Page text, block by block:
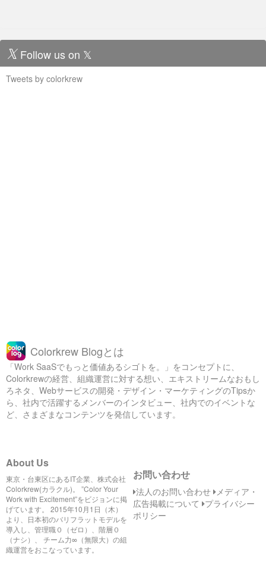
Follow us on 𝕏
Tweets by colorkrew
Colorkrew Blogとは
「Work SaaSでもっと価値あるシゴトを。」をコンセプトに、
Colorkrewの経営、組織運営に対する想い、エキストリームなおもし
ろネタ、Webサービスの開発・デザイン・マーケティングのTipsか
ら、社内で活躍するメンバーのインタビュー、社内でのイベントな
ど、さまざまなコンテンツを発信しています。
About Us
東京・台東区にあるIT企業、株式会社
Colorkrew(カラクル)。 ”Color Your
Work with Excitement”をビジョンに掲
げています。 2015年10月1日（木）
より、日本初のバリフラットモデルを
導入し、管理職０（ゼロ）、階層０
（ナシ）、 チーム力∞（無限大）の組
織運営をおこなっています。
お問い合わせ
法人のお問い合わせ メディア・
広告掲載について プライバシー
ポリシー